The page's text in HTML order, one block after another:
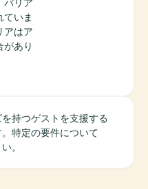
バリア
ていま
アはア
があり
持つゲストを支援する
特定の要件について
。